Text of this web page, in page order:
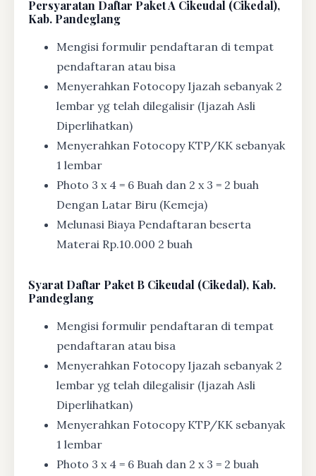
Persyaratan Daftar Paket A Cikeudal (Cikedal),
Kab. Pandeglang
Mengisi formulir pendaftaran di tempat
pendaftaran atau bisa
Menyerahkan Fotocopy Ijazah sebanyak 2
lembar yg telah dilegalisir (Ijazah Asli
Diperlihatkan)
Menyerahkan Fotocopy KTP/KK sebanyak
1 lembar
Photo 3 x 4 = 6 Buah dan 2 x 3 = 2 buah
Dengan Latar Biru (Kemeja)
Melunasi Biaya Pendaftaran beserta
Materai Rp.10.000 2 buah
SyaratDaftar Paket B Cikeudal (Cikedal), Kab.
Pandeglang
Mengisi formulir pendaftaran di tempat
pendaftaran atau bisa
Menyerahkan Fotocopy Ijazah sebanyak 2
lembar yg telah dilegalisir (Ijazah Asli
Diperlihatkan)
Menyerahkan Fotocopy KTP/KK sebanyak
1 lembar
Photo 3 x 4 = 6 Buah dan 2 x 3 = 2 buah